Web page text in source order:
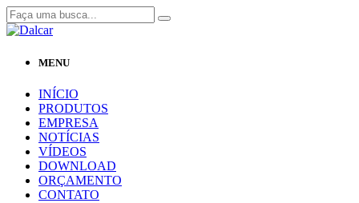
MENU
INÍCIO
PRODUTOS
EMPRESA
NOTÍCIAS
VÍDEOS
DOWNLOAD
ORÇAMENTO
CONTATO